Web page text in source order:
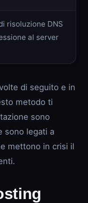
risoluzione DNS
al server
di seguito e in
metodo ti
sono
sono legati a
mettono in crisi il